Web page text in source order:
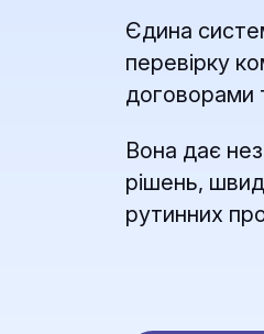
Єдина
перевірку
договорами
Вона дає
рішень,
рутинних